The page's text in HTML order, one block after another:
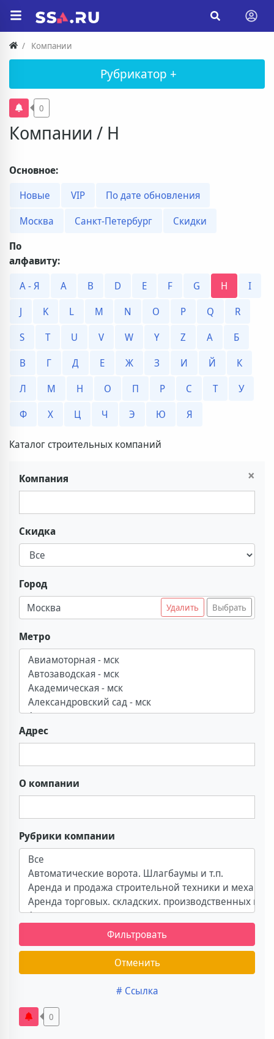
Компании
Рубрикатор +
Компании / H
0
Основное:
Новые
VIP
По дате обновления
Москва
Санкт-Петербург
Скидки
По
алфавиту:
А - Я
A B D E F G H
I
J
K L M N O P Q
R
S
T U V W Y Z А
Б
В
Г Д Е Ж З И Й
К
Л
М Н О П Р С Т
У
Ф
Х Ц Ч Э Ю Я
Каталог строительных компаний
×
Компания
Скидка
Город
Москва
Удалить Выбрать
Метро
Адрес
О компании
Рубрики компании
Фильтровать
Отменить
# Ссылка
0